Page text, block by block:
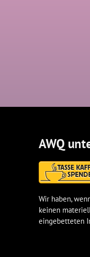
AWQ
Wir haben,
keinen
eingebetteten